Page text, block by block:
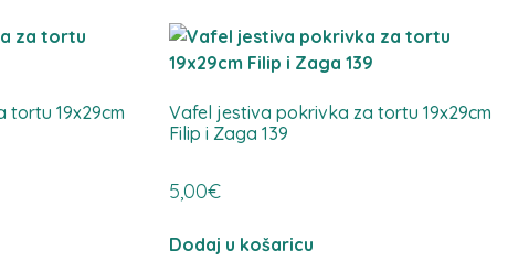
tortu 19x29cm
Vafel jestiva pokrivka za tortu 19x29cm
Filip i Zaga 139
5,00€
Dodaj u košaricu